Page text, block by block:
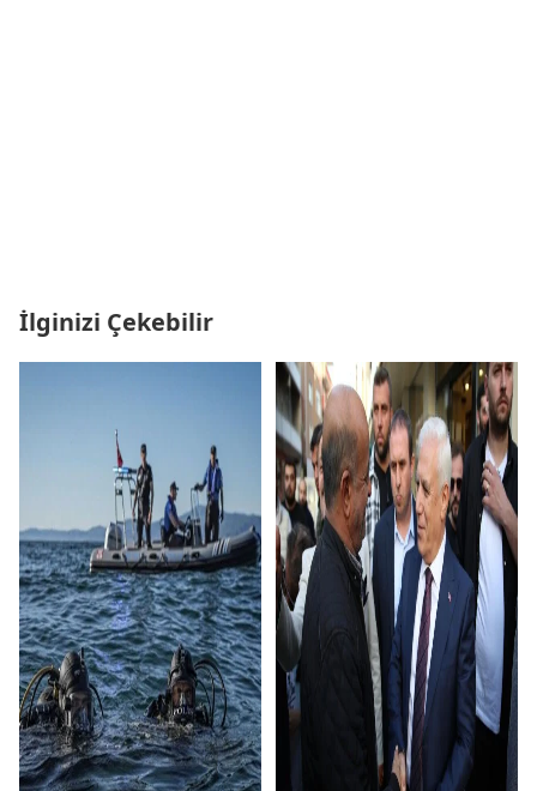
İlginizi Çekebilir